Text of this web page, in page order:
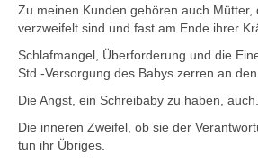
Zu meinen Kunden gehören auch Mütter,
verzweifelt sind und fast am Ende ihrer
Schlafmangel, Überforderung und die
Std.-Versorgung des Babys zerren an den
Die Angst, ein Schreibaby zu haben, auch.
Die inneren Zweifel, ob sie der
tun ihr Übriges.